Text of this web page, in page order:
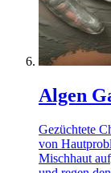
Algen
Gezüchtete
von
Mischhaut